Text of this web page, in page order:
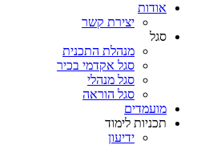
אודות
יצירת קשר
סגל
מנהלת התכנית
סגל אקדמי בכיר
סגל מנהלי
סגל הוראה
מועמדים
תכניות לימוד
ידיעון